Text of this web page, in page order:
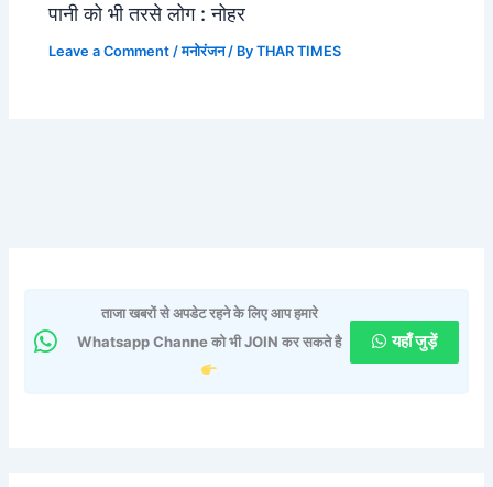
पानी को भी तरसे लोग : नोहर
Leave a Comment /मनोरंजन/ ByTHAR TIMES
ताजा खबरों से अपडेट रहने के लिए आप हमारे
Whatsapp Channe को भी JOIN कर सकते है
यहाँ जुड़ें